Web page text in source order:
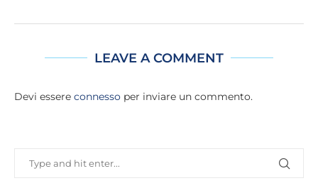
LEAVE A COMMENT
Devi essere connesso per inviare un commento.